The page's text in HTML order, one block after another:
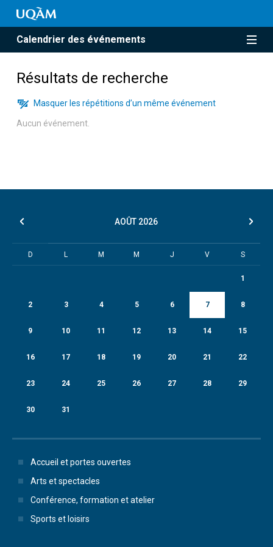
Calendrier des événements
Résultats de recherche
Masquer les répétitions d’un même événement
Aucun événement.
AOÛT 2026
D L M M J V S
1
2 3 4 5 6 7 8
9 10 11 12 13 14 15
16 17 18 19 20 21 22
23 24 25 26 27 28 29
30 31
Accueil et portes ouvertes
Arts et spectacles
Conférence, formation et atelier
Sports et loisirs